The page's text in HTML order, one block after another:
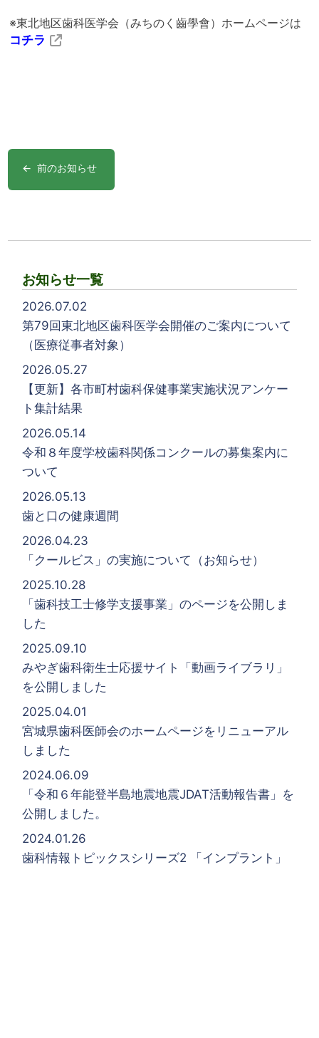
お知らせ一覧
2026.07.02
第79回東北地区歯科医学会開催のご案内について
（医療従事者対象）
2026.05.27
【更新】各市町村歯科保健事業実施状況アンケー
ト集計結果
2026.05.14
令和８年度学校歯科関係コンクールの募集案内に
ついて
2026.05.13
歯と口の健康週間
2026.04.23
「クールビス」の実施について（お知らせ）
2025.10.28
「歯科技工士修学支援事業」のページを公開しま
した
2025.09.10
みやぎ歯科衛生士応援サイト「動画ライブラリ」
を公開しました
2025.04.01
宮城県歯科医師会のホームページをリニューアル
しました
2024.06.09
「令和６年能登半島地震地震JDAT活動報告書」を
公開しました。
2024.01.26
歯科情報トピックスシリーズ2 「インプラント」
※東北地区歯科医学会（みちのく齒學會）ホームページは
コチラ
投
稿
ビ
ゲ
ー
シ
ョ
前のお知らせ